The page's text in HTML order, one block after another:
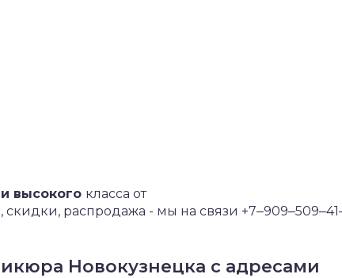
высокого класса от
распродажа - мы на связи
Новокузнецка с адресами